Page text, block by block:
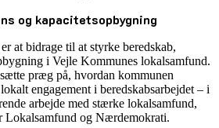
og kapacitetsopbygning
at bidrage til at styrke beredskab,
i Vejle Kommunes lokalsamfund.
præg på, hvordan kommunen
engagement i beredskabsarbejdet – i
arbejde med stærke lokalsamfund,
Lokalsamfund og Nærdemokrati.